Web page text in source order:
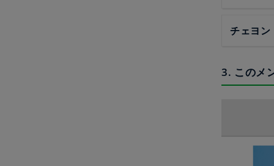
チェヨン
3. このメ